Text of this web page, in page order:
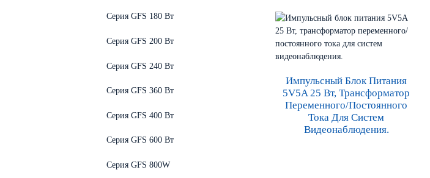
Серия GFS 180 Вт
Серия GFS 200 Вт
Серия GFS 240 Вт
Серия GFS 360 Вт
Серия GFS 400 Вт
Серия GFS 600 Вт
Серия GFS 800W
Импульсный Блок Питания
5V5A 25 Вт, Трансформатор
Переменного/постоянного
Тока Для Систем
Видеонаблюдения.